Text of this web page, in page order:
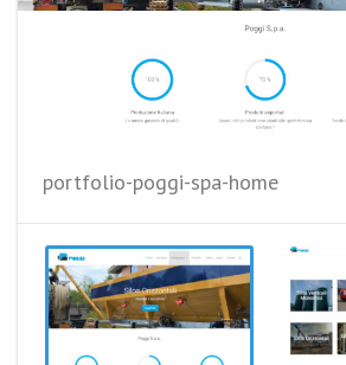
portfolio-poggi-spa-home